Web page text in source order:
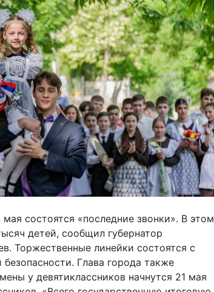
состоятся «последние звонки». В этом
детей, сообщил губернатор
Торжественные линейки состоятся с
Глава города также
у девятиклассников начнутся 21 мая